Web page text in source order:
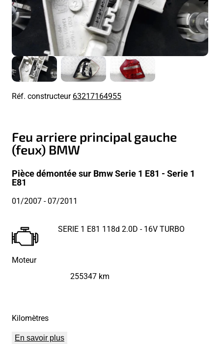
Réf. constructeur63217164955
Feu arriere principal gauche
(feux) BMW
Pièce démontée sur Bmw Serie 1 E81 - Serie 1
E81
01/2007- 07/2011
Moteur
SERIE 1 E81 118d 2.0D - 16V TURBO
Kilomètres
255347 km
En savoir plus